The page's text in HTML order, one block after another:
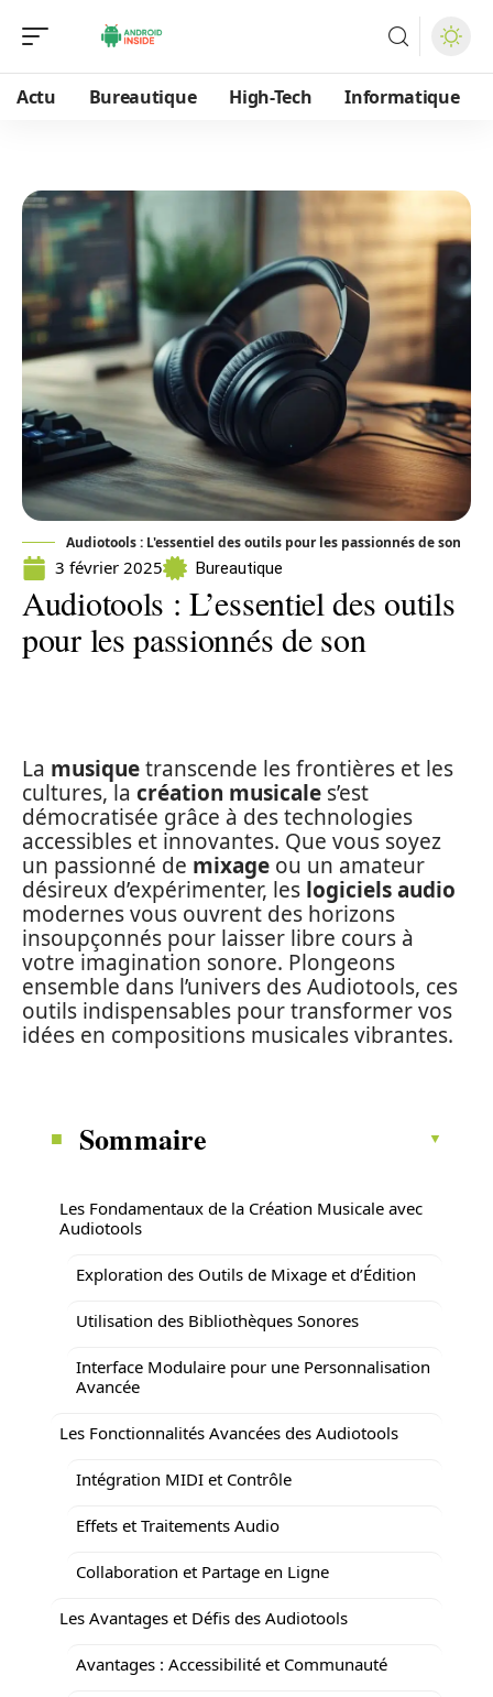
Actu Bureautique High-Tech Informatique
Audiotools : L'essentiel des outils pour les passionnés de son
3 février 2025 Bureautique
Audiotools : L’essentiel des outils
pour les passionnés de son
La musiquetranscende les frontières et les
cultures, la création musicale s’est
démocratisée grâce à des technologies
accessibles et innovantes. Que vous soyez
un passionné de mixage ou un amateur
désireux d’expérimenter, les logiciels audio
modernes vous ouvrent des horizons
insoupçonnés pour laisser libre cours à
votre imagination sonore. Plongeons
ensemble dans l’univers des Audiotools, ces
outils indispensables pour transformer vos
idées en compositions musicales vibrantes.
Sommaire
Les Fondamentaux de la Création Musicale avec
Audiotools
Exploration des Outils de Mixage et d’Édition
Utilisation des Bibliothèques Sonores
Interface Modulaire pour une Personnalisation
Avancée
Les Fonctionnalités Avancées des Audiotools
Intégration MIDI et Contrôle
Effets et Traitements Audio
Collaboration et Partage en Ligne
Les Avantages et Défis des Audiotools
Avantages : Accessibilité et Communauté